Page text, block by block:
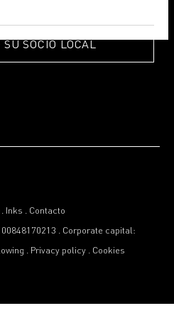
SOCIO LOCAL
. Inks . Contacto
. Corporate capital:
. Privacy policy . Cookies